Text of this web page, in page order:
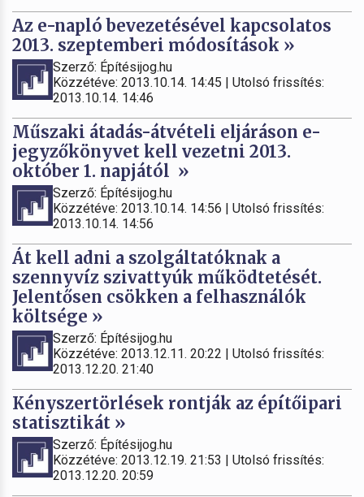
Az e-napló bevezetésével kapcsolatos
2013. szeptemberi módosítások »
Szerző: Építésijog.hu
Közzétéve: 2013.10.14. 14:45 | Utolsó frissítés:
2013.10.14. 14:46
Műszaki átadás-átvételi eljáráson e-
jegyzőkönyvet kell vezetni 2013.
október 1. napjától »
Szerző: Építésijog.hu
Közzétéve: 2013.10.14. 14:56 | Utolsó frissítés:
2013.10.14. 14:56
Át kell adni a szolgáltatóknak a
szennyvíz szivattyúk működtetését.
Jelentősen csökken a felhasználók
költsége »
Szerző: Építésijog.hu
Közzétéve: 2013.12.11. 20:22 | Utolsó frissítés:
2013.12.20. 21:40
Kényszertörlések rontják az építőipari
statisztikát »
Szerző: Építésijog.hu
Közzétéve: 2013.12.19. 21:53 | Utolsó frissítés:
2013.12.20. 20:59